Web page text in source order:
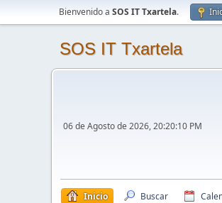
Bienvenido a SOS IT Txartela.
SOS IT Txartela
06 de Agosto de 2026, 20:20:10 PM
Inicio Buscar